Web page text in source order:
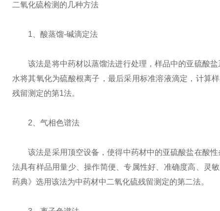
二氧化硫检测的几种方法
1、酸蒸馏-碱滴定法
该法是将中药材以蒸馏法进行处理，样品中的亚硫酸盐
水将其氧化为硫酸根离子，最后采用标准溶液滴定，计算
残留测定的第1法。
2、气相色谱法
该法是采用顶空设备，使得中药材中的亚硫酸盐在酸性
法具有样品用量少、操作简便、专属性好、准确度高、灵
药典》选用该法为中药材中二氧化硫残留测定的第二法。